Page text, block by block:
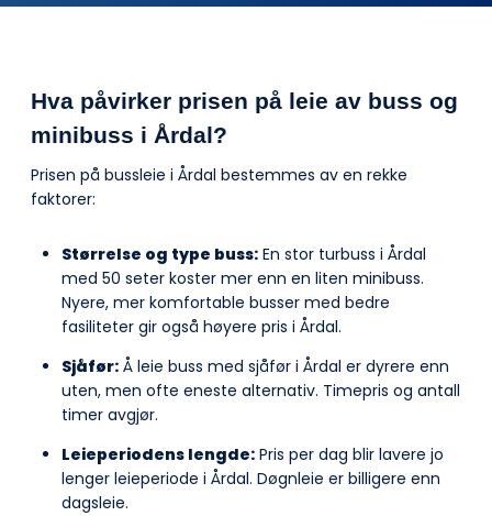
Hva påvirker prisen på leie av buss og
minibuss i Årdal?
Prisen på bussleie i Årdal bestemmes av en rekke
faktorer:
Størrelse og type buss: En stor turbuss i Årdal
med 50 seter koster mer enn en liten minibuss.
Nyere, mer komfortable busser med bedre
fasiliteter gir også høyere pris i Årdal.
Sjåfør: Å leie buss med sjåfør i Årdal er dyrere enn
uten, men ofte eneste alternativ. Timepris og antall
timer avgjør.
Leieperiodens lengde: Pris per dag blir lavere jo
lenger leieperiode i Årdal. Døgnleie er billigere enn
dagsleie.